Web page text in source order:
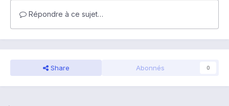
Répondre à ce sujet…
Share Abonnés 0